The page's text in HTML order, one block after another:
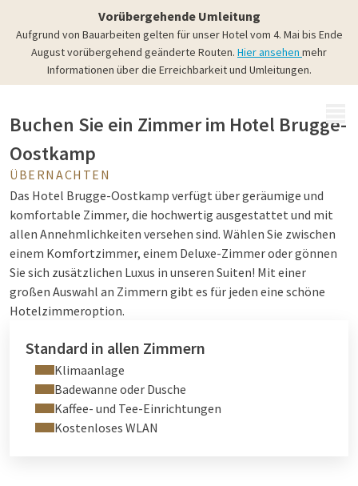
Vorübergehende Umleitung
Aufgrund von Bauarbeiten gelten für unser Hotel vom 4. Mai bis Ende
August vorübergehend geänderte Routen. Hier ansehen mehr
Informationen über die Erreichbarkeit und Umleitungen.
Luxuriöse Zimmer & Suiten
Überraschend übernachten
Buchen Sie ein Zimmer im Hotel Brugge-
Oostkamp
ÜBERNACHTEN
Das Hotel Brugge-Oostkamp verfügt über geräumige und
komfortable Zimmer, die hochwertig ausgestattet und mit
allen Annehmlichkeiten versehen sind. Wählen Sie zwischen
einem Komfortzimmer, einem Deluxe-Zimmer oder gönnen
Sie sich zusätzlichen Luxus in unseren Suiten! Mit einer
großen Auswahl an Zimmern gibt es für jeden eine schöne
Hotelzimmeroption.
Standard in allen Zimmern
Klimaanlage
Badewanne oder Dusche
Kaffee- und Tee-Einrichtungen
Kostenloses WLAN